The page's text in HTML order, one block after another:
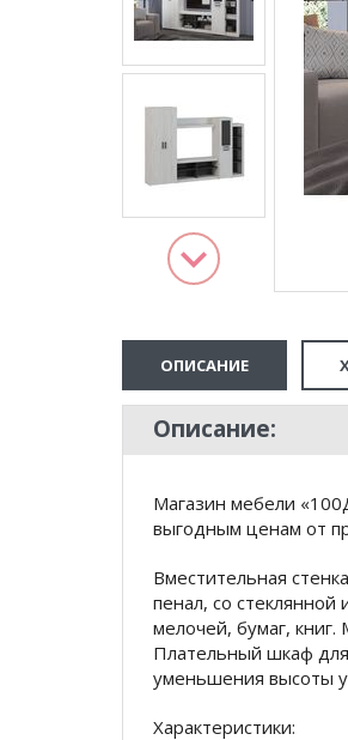
ОПИСАНИЕ
Описание:
Магазин мебели
выгодным ценам от
Вместительная
пенал, со
мелочей, бумаг,
Плательный шкаф
уменьшения высоты у
Характеристики: